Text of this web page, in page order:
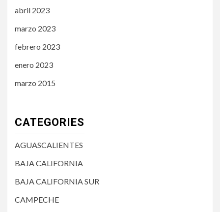
abril 2023
marzo 2023
febrero 2023
enero 2023
marzo 2015
CATEGORIES
AGUASCALIENTES
BAJA CALIFORNIA
BAJA CALIFORNIA SUR
CAMPECHE